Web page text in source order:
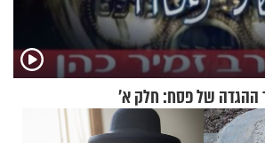
ההגדה של פסח: חלק א’